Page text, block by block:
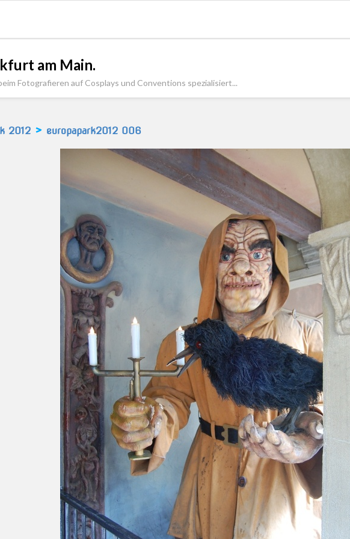
am Main.
Fotografieren auf Cosplays und Conventions spezialisiert...
2012 > europapark2012 006